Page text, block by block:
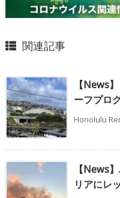
関連記事
【News
ーフプロ
Honolulu
【News
リアにレ